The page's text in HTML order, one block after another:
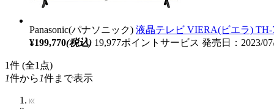
Panasonic(パナソニック) 液晶テレビ VIERA(ビエラ) TH-
¥199,770(税込) 19,977ポイントサービス 発売日：2023/
1件 (全1点)
1件から 1件まで表示